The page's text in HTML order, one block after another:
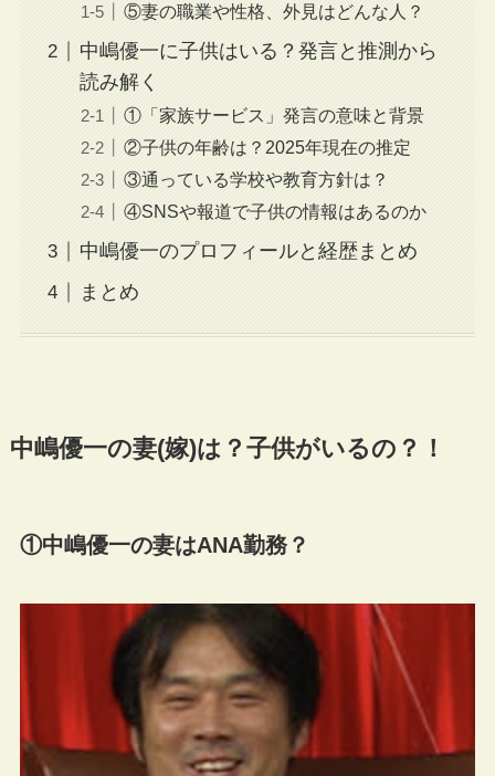
⑤妻の職業や性格、外見はどんな人？
中嶋優一に子供はいる？発言と推測から
読み解く
①「家族サービス」発言の意味と背景
②子供の年齢は？2025年現在の推定
③通っている学校や教育方針は？
④SNSや報道で子供の情報はあるのか
中嶋優一のプロフィールと経歴まとめ
まとめ
中嶋優一の妻(嫁)は？子供がいるの？！
①中嶋優一の妻はANA勤務？